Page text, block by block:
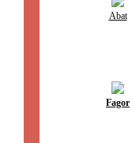
Abat
Fagor